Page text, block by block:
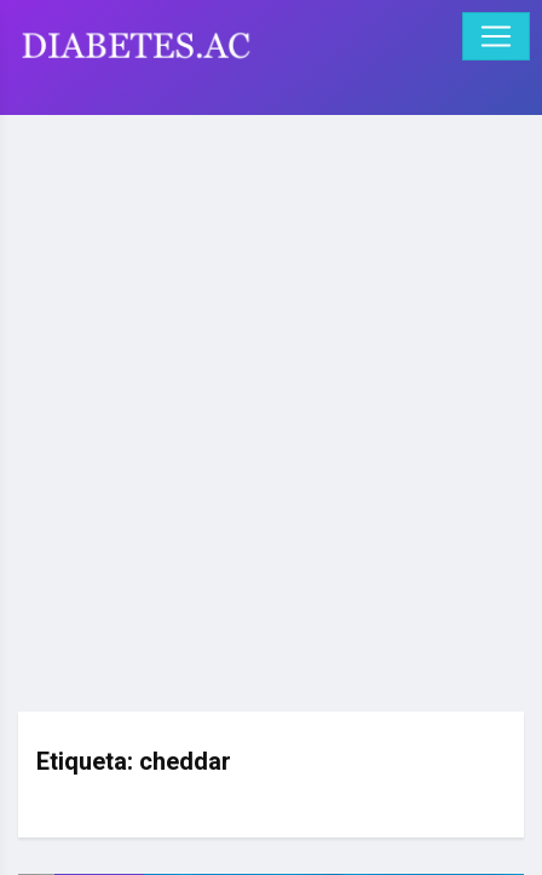
Etiqueta: cheddar